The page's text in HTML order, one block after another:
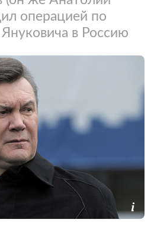
операцией по
в Россию